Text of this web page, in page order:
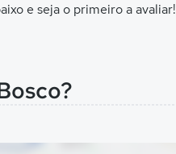
e seja o primeiro a avaliar!